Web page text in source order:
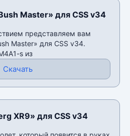
Master» для CSS v34
представляем вам
Master» для CSS v34.
s из
Скачать
XR9» для CSS v34